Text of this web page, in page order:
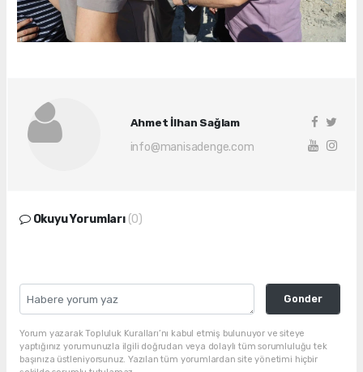
Ahmet İlhan Sağlam
info@manisadenge.com
Okuyu Yorumları (0)
Gonder
Yorum yazarak Topluluk Kuralları’nı kabul etmiş bulunuyor ve siteye
yaptığınız yorumunuzla ilgili doğrudan veya dolaylı tüm sorumluluğu tek
başınıza üstleniyorsunuz. Yazılan tüm yorumlardan site yönetimi hiçbir